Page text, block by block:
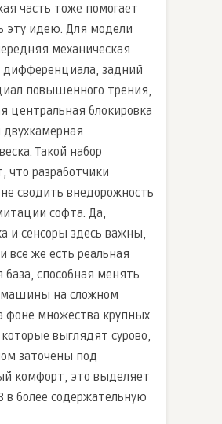
часть тоже помогает
эту идею. Для модели
механическая
дифференциала, задний
повышенного трения,
центральная блокировка
Такой набор
что разработчики
сводить внедорожность
софта. Да,
и сенсоры здесь важны,
все же есть реальная
база, способная менять
машины на сложном
фоне множества крупных
выглядят сурово,
заточены под
комфорт, это выделяет
в более содержательную